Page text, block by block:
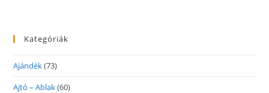
Kategóriák
Ajándék(73)
Ajtó – Ablak(60)